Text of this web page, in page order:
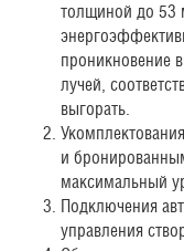
толщиной до
проникновение
лучей,
выгорать.
и
максимальный
Подключения
управления